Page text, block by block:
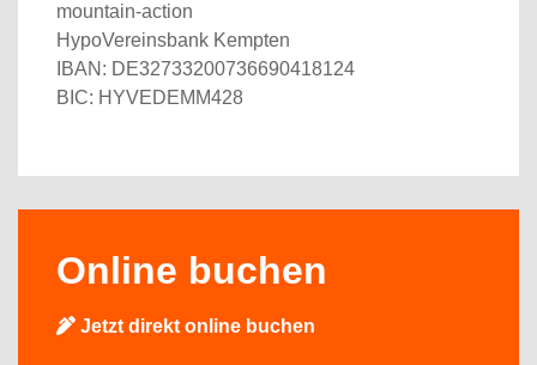
mountain-action
HypoVereinsbank Kempten
IBAN: DE32733200736690418124
BIC: HYVEDEMM428
Online buchen
Jetzt direkt online buchen